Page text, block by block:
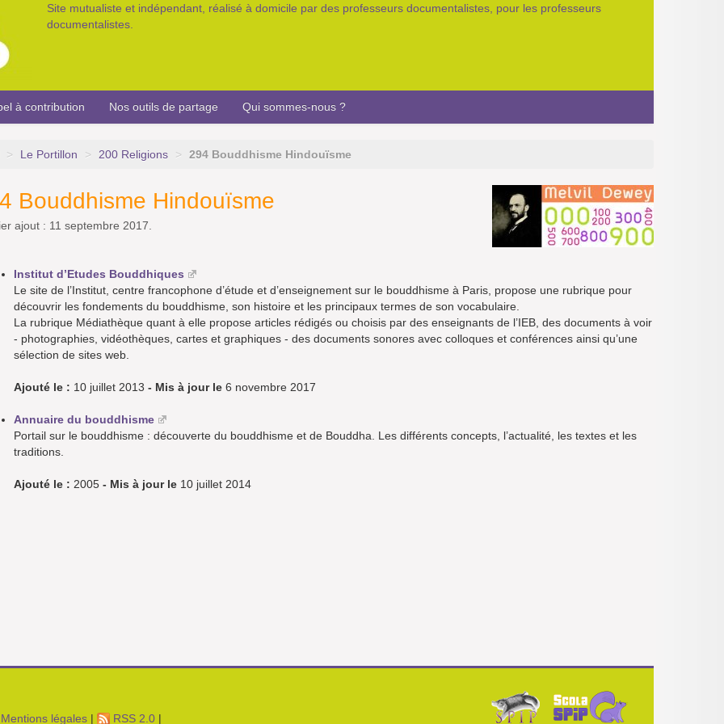
Site mutualiste et indépendant, réalisé à domicile par des professeurs documentalistes, pour les professeurs
documentalistes.
à contribution Nos outils de partage Qui sommes-nous ?
> Le Portillon > 200 Religions > 294 Bouddhisme Hindouïsme
Bouddhisme Hindouïsme
ajout : 11 septembre 2017.
Institut d’Etudes Bouddhiques
Le site de l’Institut, centre francophone d’étude et d’enseignement sur le bouddhisme à Paris, propose une rubrique pour
découvrir les fondements du bouddhisme, son histoire et les principaux termes de son vocabulaire.
La rubrique Médiathèque quant à elle propose articles rédigés ou choisis par des enseignants de l’IEB, des documents à voir
- photographies, vidéothèques, cartes et graphiques - des documents sonores avec colloques et conférences ainsi qu’une
sélection de sites web.
Ajouté le : 10 juillet 2013 - Mis à jour le 6 novembre 2017
Annuaire du bouddhisme
Portail sur le bouddhisme : découverte du bouddhisme et de Bouddha. Les différents concepts, l’actualité, les textes et les
traditions.
Ajouté le : 2005 - Mis à jour le 10 juillet 2014
Mentions légales| RSS 2.0 |